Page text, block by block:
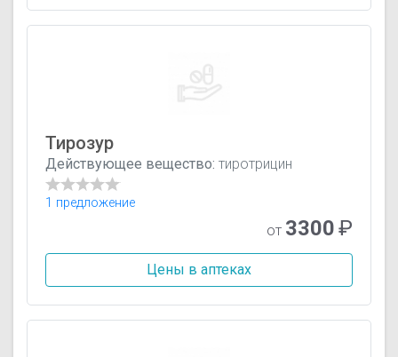
Тирозур
Действующее вещество: тиротрицин
1 предложение
от 3300₽
Цены в аптеках